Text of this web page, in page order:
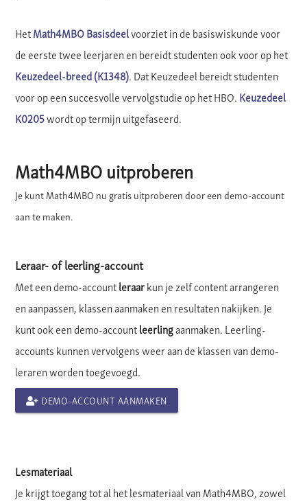
HetMath4MBO Basisdeelvoorziet in de basiswiskunde voor
de eerste twee leerjaren en bereidt studenten ook voor op het
Keuzedeel-breed (K1348). Dat Keuzedeel bereidt studenten
voor op een succesvolle vervolgstudie op het HBO.Keuzedeel
K0205wordt op termijn uitgefaseerd.
Math4MBO uitproberen
Je kunt Math4MBO nu gratis uitproberen door een demo-account
aan te maken.
Leraar- of leerling-account
Met een demo-accountleraarkun je zelf content arrangeren
en aanpassen, klassen aanmaken en resultaten nakijken. Je
kunt ook een demo-accountleerlingaanmaken. Leerling-
accounts kunnen vervolgens weer aan de klassen van demo-
leraren worden toegevoegd.
DEMO-ACCOUNT AANMAKEN
Lesmateriaal
Je krijgt toegang tot al het lesmateriaal van Math4MBO, zowel